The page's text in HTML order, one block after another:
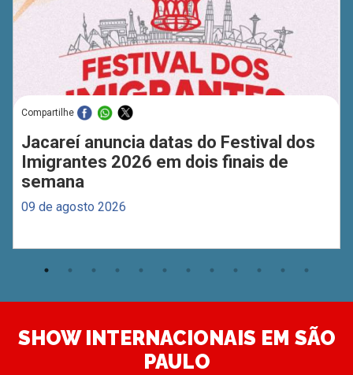
Compartilhe
Jacareí anuncia datas do Festival dos
Imigrantes 2026 em dois finais de
semana
09 de agosto 2026
SHOW INTERNACIONAIS EM SÃO
PAULO